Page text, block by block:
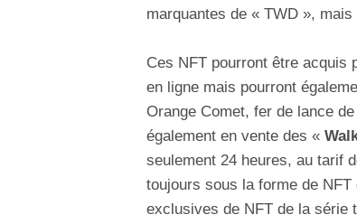
marquantes de « TWD »,
Ces NFT pourront être acquis
en ligne mais pourront
Orange Comet, fer de lance
également en vente des «
seulement 24 heures, au tarif
toujours sous la forme de
exclusives de NFT de la série